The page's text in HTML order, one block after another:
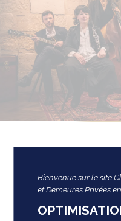
août à 20h
Bienvenue sur le site
et Demeures Privées